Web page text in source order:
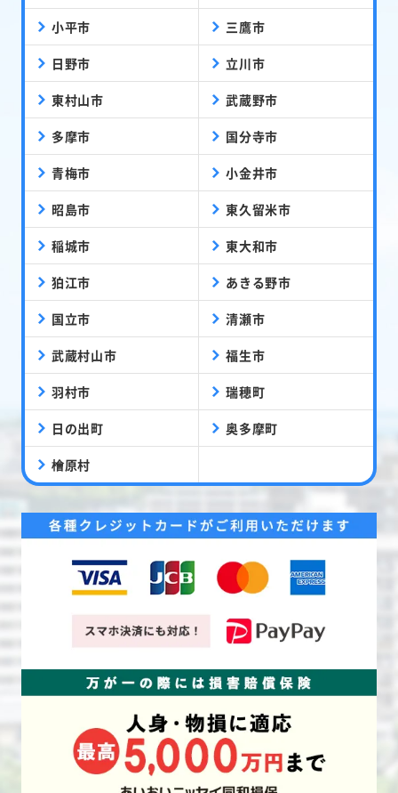
小平市 三鷹市
日野市 立川市
東村山市 武蔵野市
多摩市 国分寺市
青梅市 小金井市
昭島市 東久留米市
稲城市 東大和市
狛江市 あきる野市
国立市 清瀬市
武蔵村山市 福生市
羽村市 瑞穂町
日の出町 奥多摩町
檜原村